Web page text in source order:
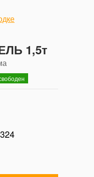
1,5т